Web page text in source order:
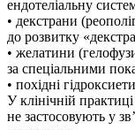
ендотеліальну
• декстрани
до розвитку
• желатини
за спеціальними
• похідні
У клінічній
не застосовують у